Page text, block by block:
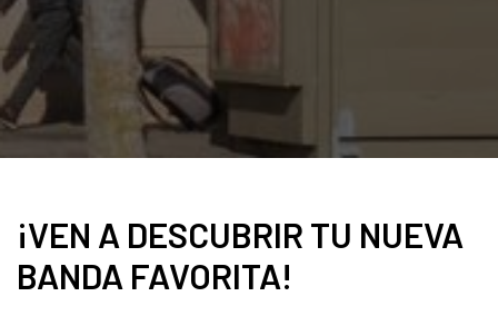
¡VEN A DESCUBRIR TU NUEVA
BANDA FAVORITA!